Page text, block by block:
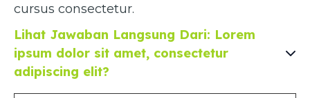
cursus consectetur.
Lihat Jawaban Langsung Dari: Lorem
ipsum dolor sit amet, consectetur
adipiscing elit?